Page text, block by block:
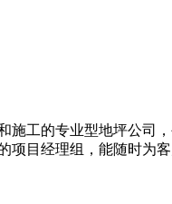
施工的专业型地坪公司
目经理组，能随时为